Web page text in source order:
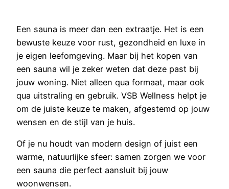
Een sauna is meer dan een extraatje. Het is een
bewuste keuze voor rust, gezondheid en luxe in
je eigen leefomgeving. Maar bij het kopen van
een sauna wil je zeker weten dat deze past bij
jouw woning. Niet alleen qua formaat, maar ook
qua uitstraling en gebruik. VSB Wellness helpt je
om de juiste keuze te maken, afgestemd op jouw
wensen en de stijl van je huis.
Of je nu houdt van modern design of juist een
warme, natuurlijke sfeer: samen zorgen we voor
een sauna die perfect aansluit bij jouw
woonwensen.